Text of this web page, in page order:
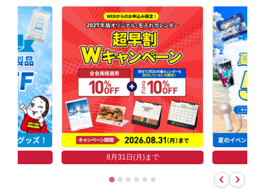
8月31日(月)まで